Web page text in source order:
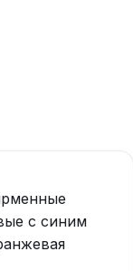
с синим